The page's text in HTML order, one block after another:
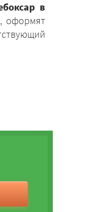
в
оформят